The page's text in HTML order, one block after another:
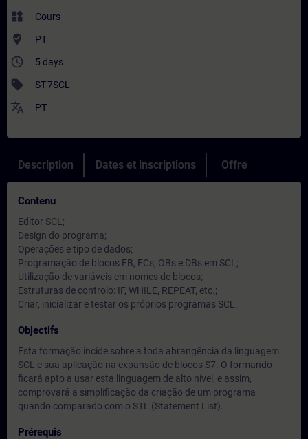
widgets Cours
where_to_vote PT
access_time 5 days
sell ST-7SCL
translate PT
Description Dates et inscriptions Offre
Contenu
Editor SCL;
Design do programa;
Operações e tipo de dados;
Programação de blocos FB, FCs, OBs e DBs em SCL;
Utilização de variáveis em nomes de blocos;
Estruturas de controlo: IF, WHILE, REPEAT, etc.;
Criar, inicializar e testar os próprios programas SCL.
Objectifs
Esta formação incide sobre a toda abrangência da linguagem
SCL e sua aplicação na expansão de blocos S7. O formando
ficará apto a usar esta linguagem de alto nível, e assim,
comprovará a simplificação da criação de um programa
quando comparado com o STL (Statement List).
Prérequis